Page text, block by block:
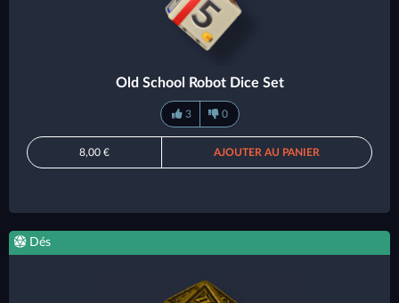
Old School Robot Dice Set
3 0
8,00 € AJOUTER AU PANIER
Dés